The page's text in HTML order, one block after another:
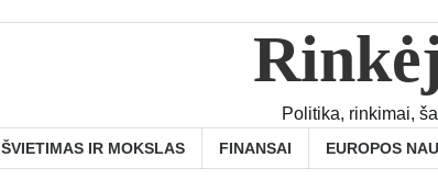
Politika, rinkimai,
ŠVIETIMAS IR MOKSLAS FINANSAI EUROPOS